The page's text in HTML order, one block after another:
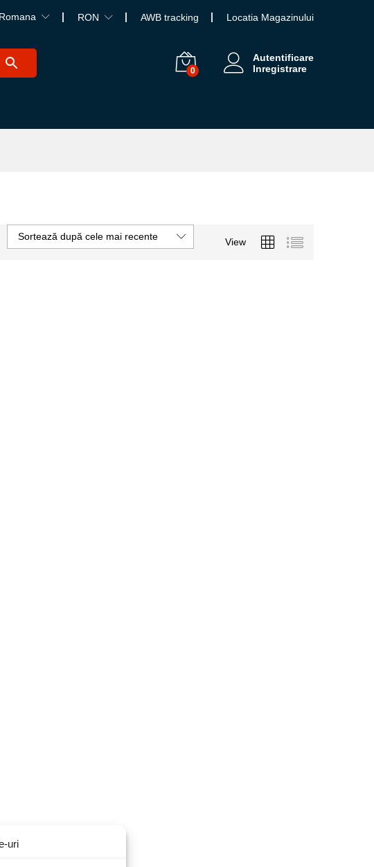
uri
Romana RON AWB tracking Locatia Magazinului
0
Autentificare
Inregistrare
View
Sortează după cele mai recente